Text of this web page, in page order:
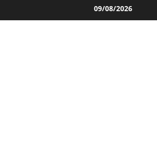
al
09/08/2026